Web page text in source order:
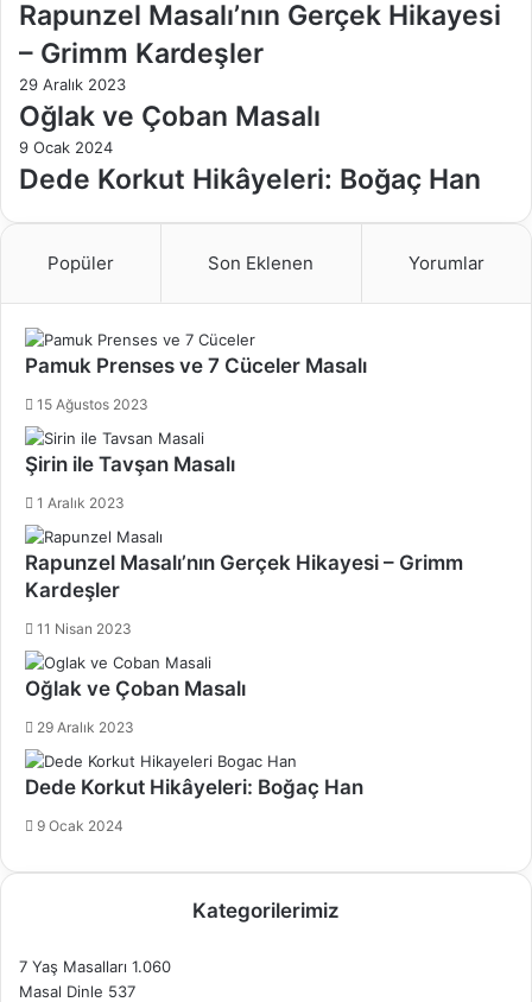
Rapunzel Masalı’nın Gerçek Hikayesi
– Grimm Kardeşler
29 Aralık 2023
Oğlak ve Çoban Masalı
9 Ocak 2024
Dede Korkut Hikâyeleri: Boğaç Han
Popüler Son Eklenen Yorumlar
Pamuk Prenses ve 7 Cüceler Masalı
15 Ağustos 2023
Şirin ile Tavşan Masalı
1 Aralık 2023
Rapunzel Masalı’nın Gerçek Hikayesi – Grimm
Kardeşler
11 Nisan 2023
Oğlak ve Çoban Masalı
29 Aralık 2023
Dede Korkut Hikâyeleri: Boğaç Han
9 Ocak 2024
Kategorilerimiz
7 Yaş Masalları 1.060
Masal Dinle 537